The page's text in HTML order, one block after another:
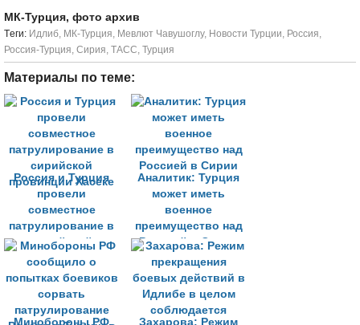
МК-Турция, фото архив
Tеги: Идлиб, МК-Турция, Мевлют Чавушоглу, Новости Турции, Россия,
Россия-Турция, Сирия, ТАСС, Турция
Материалы по теме:
Россия и Турция
провели
совместное
патрулирование в
сирийской
провинции Хасеке
Аналитик: Турция
может иметь
военное
преимущество над
Россией в Сирии
Минобороны РФ
Захарова: Режим